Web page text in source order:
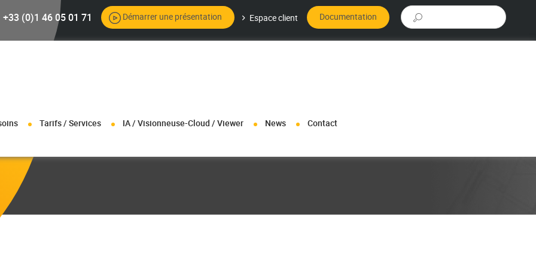
+33 (0)1 46 05 01 71
Démarrer une présentation Espace client Documentation
Rechercher :
Tarifs / Services IA / Visionneuse-Cloud / Viewer News Contact
pour plus d’informations sur nos